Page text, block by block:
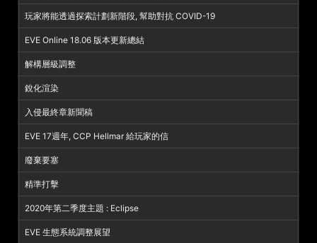
玩家將能透過探索計劃新階段, 幫助對抗 COVID-19
EVE Online 18.06 版本更新總結
解構層級調整
銳化渲染
入侵最終章新聞稿
EVE 17週年, CCP Hellmar 給玩家的信
廢棄要塞
精準打擊
2020年第二季度主題 : Eclipse
EVE 生態系統調整展望